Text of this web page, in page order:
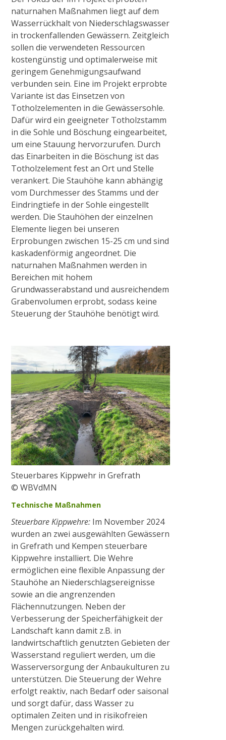
KONTAKT, IMPRESSUM, DATENSCHUTZ
OFFENE STELLEN
naturnahen Maßnahmen liegt auf dem
Wasserrückhalt von Niederschlagswasser
in trockenfallenden Gewässern. Zeitgleich
sollen die verwendeten Ressourcen
kostengünstig und optimalerweise mit
geringem Genehmigungsaufwand
verbunden sein. Eine im Projekt erprobte
Variante ist das Einsetzen von
Totholzelementen in die Gewässersohle.
Dafür wird ein geeigneter Totholzstamm
in die Sohle und Böschung eingearbeitet,
um eine Stauung hervorzurufen. Durch
das Einarbeiten in die Böschung ist das
Totholzelement fest an Ort und Stelle
verankert. Die Stauhöhe kann abhängig
vom Durchmesser des Stamms und der
Eindringtiefe in der Sohle eingestellt
werden. Die Stauhöhen der einzelnen
Elemente liegen bei unseren
Erprobungen zwischen 15-25 cm und sind
kaskadenförmig angeordnet. Die
naturnahen Maßnahmen werden in
Bereichen mit hohem
Grundwasserabstand und ausreichendem
Grabenvolumen erprobt, sodass keine
Steuerung der Stauhöhe benötigt wird.
Steuerbares Kippwehr in Grefrath
© WBVdMN
Technische Maßnahmen
Steuerbare Kippwehre:Im November 2024
wurden an zwei ausgewählten Gewässern
in Grefrath und Kempen steuerbare
Kippwehre installiert. Die Wehre
ermöglichen eine flexible Anpassung der
Stauhöhe an Niederschlagsereignisse
sowie an die angrenzenden
Flächennutzungen. Neben der
Verbesserung der Speicherfähigkeit der
Landschaft kann damit z.B. in
landwirtschaftlich genutzten Gebieten der
Wasserstand reguliert werden, um die
Wasserversorgung der Anbaukulturen zu
unterstützen. Die Steuerung der Wehre
erfolgt reaktiv, nach Bedarf oder saisonal
und sorgt dafür, dass Wasser zu
optimalen Zeiten und in risikofreien
Mengen zurückgehalten wird.